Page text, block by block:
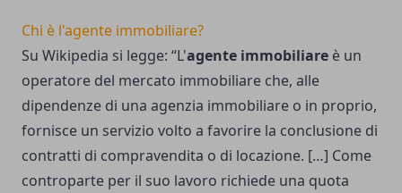
Chi è l'agente immobiliare?
Su Wikipedia si legge: “L'agente immobiliare è un
operatore del mercato immobiliare che, alle
dipendenze di una agenzia immobiliare o in proprio,
fornisce un servizio volto a favorire la conclusione di
contratti di compravendita o di locazione. […] Come
controparte per il suo lavoro richiede una quota